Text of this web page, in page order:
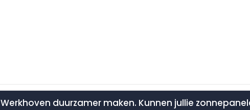
Werkhoven duurzamer maken. Kunnen jullie